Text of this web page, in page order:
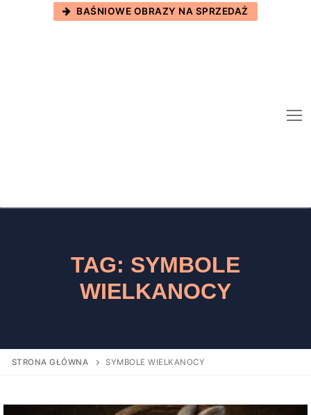
BAŚNIOWE OBRAZY NA SPRZEDAŻ
TAG: SYMBOLE
WIELKANOCY
STRONA GŁÓWNA SYMBOLE WIELKANOCY